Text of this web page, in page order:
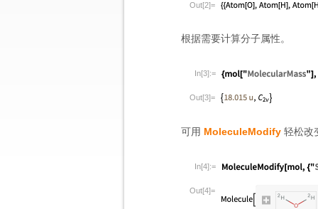
Out[2]=
根据需要计算分子属性。
In[3]:=
Out[3]=
可用 MoleculeModify 轻松改
In[4]:=
Out[4]=